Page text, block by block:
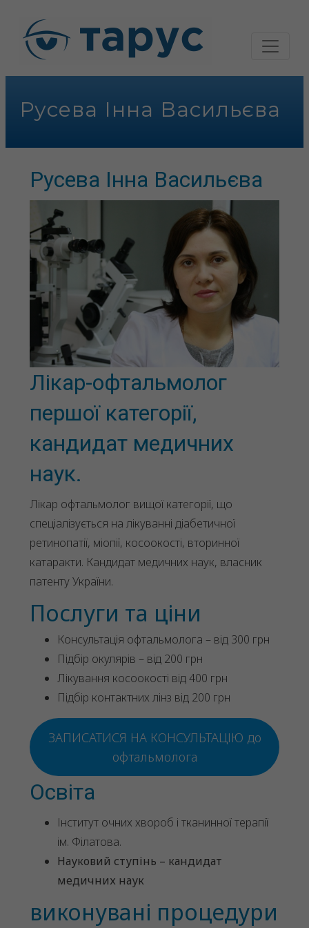
Русева Інна Васильєва
Русева Інна Васильєва
Лікар-офтальмолог
першої категорії,
кандидат медичних
наук.
Лікар офтальмолог вищої категорії, що
спеціалізується на лікуванні діабетичної
ретинопатії, міопії, косоокості, вторинної
катаракти. Кандидат медичних наук, власник
патенту України.
Послуги та ціни
Консультація офтальмолога – від 300 грн
Підбір окулярів – від 200 грн
Лікування косоокості від 400 грн
Підбір контактних лінз від 200 грн
ЗАПИСАТИСЯ НА КОНСУЛЬТАЦІЮ до
офтальмолога
Освіта
Інститут очних хвороб і тканинної терапії
ім. Філатова.
Науковий ступінь – кандидат
медичних наук
виконувані процедури